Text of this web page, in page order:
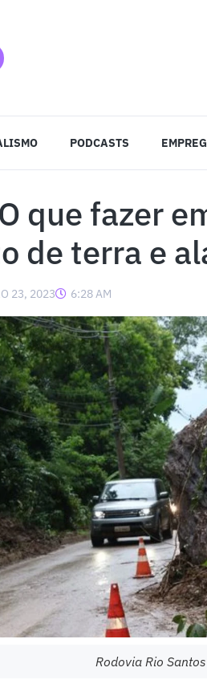
PODCASTS
que fazer
de terra e
23, 2023 6:28 AM
Rodovia Rio Santos